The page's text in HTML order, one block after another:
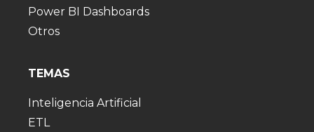
Power BI Dashboards
Otros
TEMAS
Inteligencia Artificial
ETL